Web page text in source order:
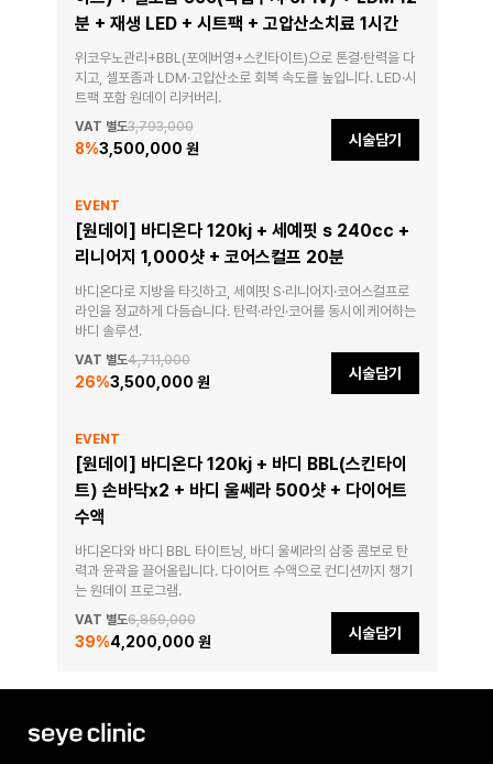
분 + 재생 LED + 시트팩 + 고압산소치료 1시간
위코우노관리+BBL(포에버영+스킨타이트)으로 톤결·탄력을 다
지고, 셀포좀과 LDM·고압산소로 회복 속도를 높입니다. LED·시
트팩 포함 원데이 리커버리.
VAT 별도3,793,000
8%3,500,000 원 시술담기
EVENT
[원데이] 바디온다 120kj + 세예핏 s 240cc +
리니어지 1,000샷 + 코어스컬프 20분
바디온다로 지방을 타깃하고, 세예핏 S·리니어지·코어스컬프로
라인을 정교하게 다듬습니다. 탄력·라인·코어를 동시에 케어하는
바디 솔루션.
VAT 별도4,711,000
26%3,500,000 원 시술담기
EVENT
[원데이] 바디온다 120kj + 바디 BBL(스킨타이
트) 손바닥x2 + 바디 울쎄라 500샷 + 다이어트
수액
바디온다와 바디 BBL 타이트닝, 바디 울쎄라의 삼중 콤보로 탄
력과 윤곽을 끌어올립니다. 다이어트 수액으로 컨디션까지 챙기
는 원데이 프로그램.
VAT 별도6,859,000
39%4,200,000 원 시술담기